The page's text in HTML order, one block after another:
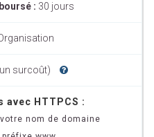
: 30 jours
surcoût)
avec HTTPCS :
nom de domaine